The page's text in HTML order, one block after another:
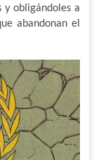
y obligándoles a
abandonan el